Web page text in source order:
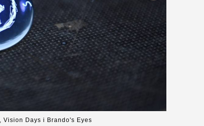
Vision Days i Brando's Eyes